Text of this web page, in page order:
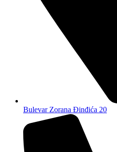
Bulevar Zorana Đinđića 20